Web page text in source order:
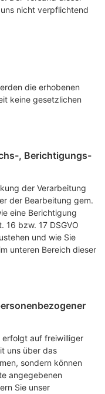
nicht verpflichtend
die erhobenen
keine gesetzlichen
, Berichtigungs-
der Verarbeitung
der Bearbeitung gem.
eine Berichtigung
16 bzw. 17 DSGVO
und wie Sie
unteren Bereich dieser
auf freiwilliger
uns über das
sondern können
angegebenen
Sie unser